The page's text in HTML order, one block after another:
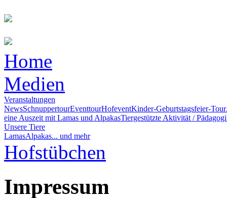
Home
Medien
Veranstaltungen
NewsSchnuppertourEventtourHofeventKinder-Geburtstagsfeier-Tour
eine Auszeit mit Lamas und AlpakasTiergestützte Aktivität /
Unsere Tiere
LamasAlpakas... und mehr
Hofstübchen
Impressum